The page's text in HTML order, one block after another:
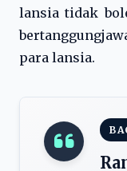
lansia tidak
para lansia.